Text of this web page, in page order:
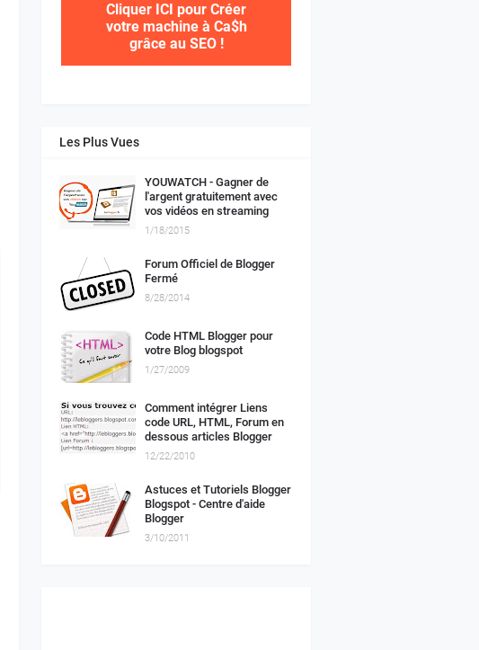
Cliquer ICI pour Créer
votre machine à Ca$h
grâce au SEO !
Les Plus Vues
YOUWATCH - Gagner de
l'argent gratuitement avec
vos vidéos en streaming
1/18/2015
Forum Officiel de Blogger
Fermé
8/28/2014
Code HTML Blogger pour
votre Blog blogspot
1/27/2009
Comment intégrer Liens
code URL, HTML, Forum en
dessous articles Blogger
12/22/2010
Astuces et Tutoriels Blogger
Blogspot - Centre d'aide
Blogger
3/10/2011